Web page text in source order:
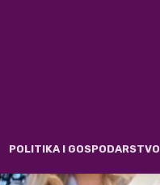
POLITIKA I GOSPODARSTVO